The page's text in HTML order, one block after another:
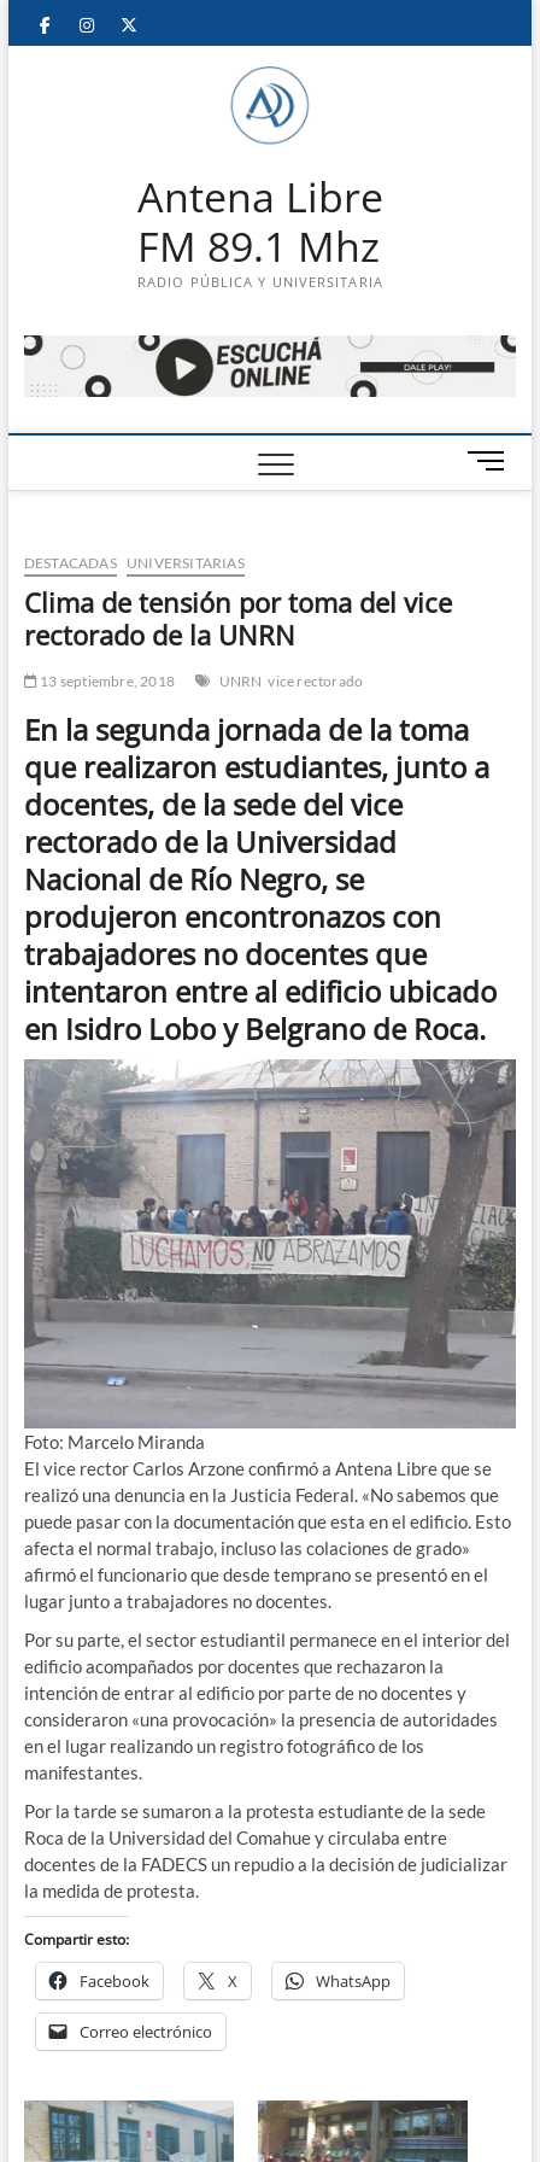
Saltar
FacebookInstagram
Antena Libre
FM 89.1 Mhz
RADIO PÚBLICA Y UNIVERSITARIA
B
o
DESTACADAS UNIVERSITARIAS
Clima de tensión por toma del vice
rectorado de la UNRN
13 septiembre, 2018 UNRN vice rectorado
En la segunda jornada de la toma
que realizaron estudiantes, junto a
docentes, de la sede del vice
rectorado de la Universidad
Nacional de Río Negro, se
produjeron encontronazos con
trabajadores no docentes que
intentaron entre al edificio ubicado
en Isidro Lobo y Belgrano de Roca.
Foto: Marcelo Miranda
El vice rector Carlos Arzone confirmó a Antena Libre que se
realizó una denuncia en la Justicia Federal. «No sabemos que
puede pasar con la documentación que esta en el edificio. Esto
afecta el normal trabajo, incluso las colaciones de grado»
afirmó el funcionario que desde temprano se presentó en el
lugar junto a trabajadores no docentes.
Por su parte, el sector estudiantil permanece en el interior del
edificio acompañados por docentes que rechazaron la
intención de entrar al edificio por parte de no docentes y
consideraron «una provocación» la presencia de autoridades
en el lugar realizando un registro fotográfico de los
manifestantes.
Por la tarde se sumaron a la protesta estudiante de la sede
Roca de la Universidad del Comahue y circulaba entre
docentes de la FADECS un repudio a la decisión de judicializar
la medida de protesta.
Compartir esto:
Facebook X WhatsApp
Correo electrónico